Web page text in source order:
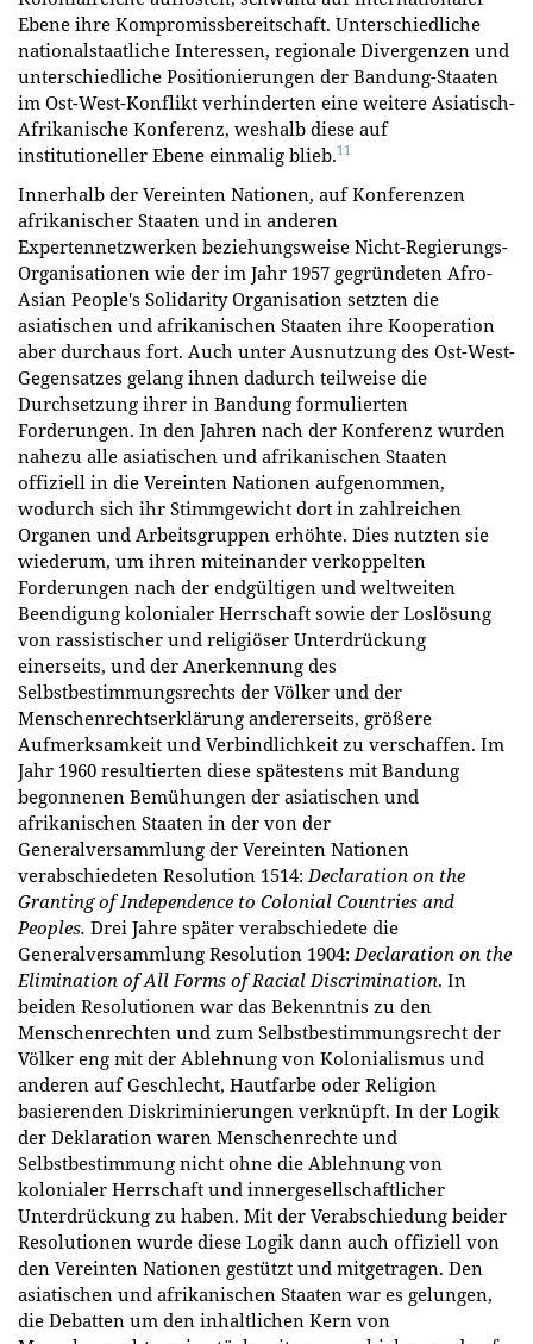
Ebene ihre Kompromissbereitschaft. Unterschiedliche
nationalstaatliche Interessen, regionale Divergenzen und
unterschiedliche Positionierungen der Bandung-Staaten
im Ost-West-Konflikt verhinderten eine weitere Asiatisch-
Afrikanische Konferenz, weshalb diese auf
institutioneller Ebene einmalig blieb.11
Innerhalb der Vereinten Nationen, auf Konferenzen
afrikanischer Staaten und in anderen
Expertennetzwerken beziehungsweise Nicht-Regierungs-
Organisationen wie der im Jahr 1957 gegründeten Afro-
Asian People's Solidarity Organisation setzten die
asiatischen und afrikanischen Staaten ihre Kooperation
aber durchaus fort. Auch unter Ausnutzung des Ost-West-
Gegensatzes gelang ihnen dadurch teilweise die
Durchsetzung ihrer in Bandung formulierten
Forderungen. In den Jahren nach der Konferenz wurden
nahezu alle asiatischen und afrikanischen Staaten
offiziell in die Vereinten Nationen aufgenommen,
wodurch sich ihr Stimmgewicht dort in zahlreichen
Organen und Arbeitsgruppen erhöhte. Dies nutzten sie
wiederum, um ihren miteinander verkoppelten
Forderungen nach der endgültigen und weltweiten
Beendigung kolonialer Herrschaft sowie der Loslösung
von rassistischer und religiöser Unterdrückung
einerseits, und der Anerkennung des
Selbstbestimmungsrechts der Völker und der
Menschenrechtserklärung andererseits, größere
Aufmerksamkeit und Verbindlichkeit zu verschaffen. Im
Jahr 1960 resultierten diese spätestens mit Bandung
begonnenen Bemühungen der asiatischen und
afrikanischen Staaten in der von der
Generalversammlung der Vereinten Nationen
verabschiedeten Resolution 1514: Declaration on the
Granting of Independence to Colonial Countries and
Peoples. Drei Jahre später verabschiedete die
Generalversammlung Resolution 1904: Declaration on the
Elimination of All Forms of Racial Discrimination. In
beiden Resolutionen war das Bekenntnis zu den
Menschenrechten und zum Selbstbestimmungsrecht der
Völker eng mit der Ablehnung von Kolonialismus und
anderen auf Geschlecht, Hautfarbe oder Religion
basierenden Diskriminierungen verknüpft. In der Logik
der Deklaration waren Menschenrechte und
Selbstbestimmung nicht ohne die Ablehnung von
kolonialer Herrschaft und innergesellschaftlicher
Unterdrückung zu haben. Mit der Verabschiedung beider
Resolutionen wurde diese Logik dann auch offiziell von
den Vereinten Nationen gestützt und mitgetragen. Den
asiatischen und afrikanischen Staaten war es gelungen,
die Debatten um den inhaltlichen Kern von